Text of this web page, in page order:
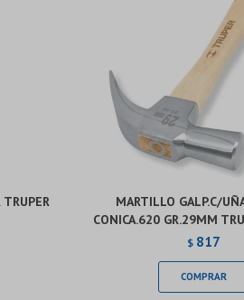
MARTILLO GALP.C/
CONICA.620 GR.29MM
$ 817